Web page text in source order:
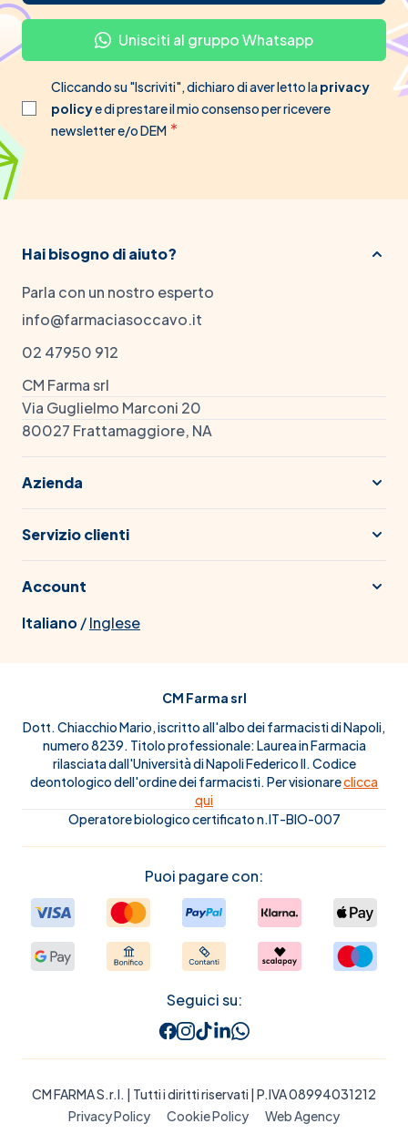
Unisciti al gruppo Whatsapp
Cliccando su "Iscriviti", dichiaro di aver letto laprivacy
policye di prestare il mio consenso per ricevere
newsletter e/o DEM
Hai bisogno di aiuto?
Parla con un nostro esperto
info@farmaciasoccavo.it
02 47950 912
CM Farma srl
Via Guglielmo Marconi 20
80027 Frattamaggiore, NA
Azienda
Servizio clienti
Account
Italiano/Inglese
CM Farma srl
Dott. Chiacchio Mario, iscritto all'albo dei farmacisti di Napoli,
numero 8239. Titolo professionale: Laurea in Farmacia
rilasciata dall'Università di Napoli Federico II. Codice
deontologico dell'ordine dei farmacisti. Per visionareclicca
qui
Operatore biologico certificato n.IT-BIO-007
Puoi pagare con:
Seguici su:
CM FARMA S.r.l. | Tutti i diritti riservati | P.IVA 08994031212
Privacy Policy
Cookie Policy Web Agency